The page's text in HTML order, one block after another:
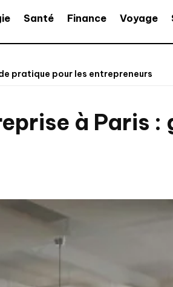
Santé Finance Voyage
pratique pour les entrepreneurs
à Paris